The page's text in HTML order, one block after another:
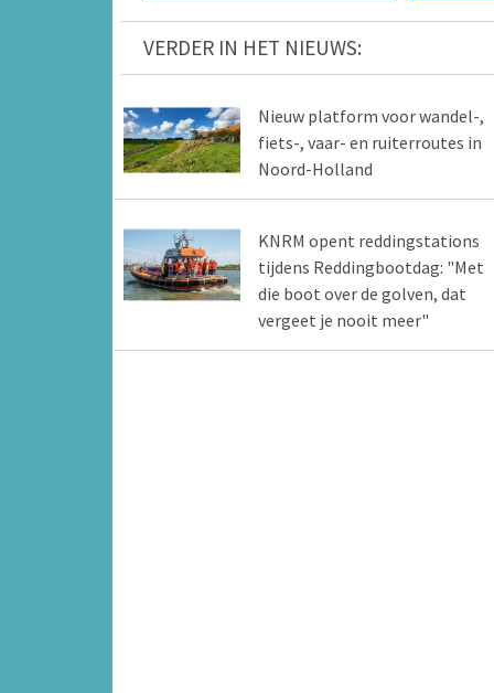
VERDER IN HET NIEUWS:
Nieuw platform voor wandel-,
fiets-, vaar- en ruiterroutes in
Noord-Holland
KNRM opent reddingstations
tijdens Reddingbootdag: "Met
die boot over de golven, dat
vergeet je nooit meer"